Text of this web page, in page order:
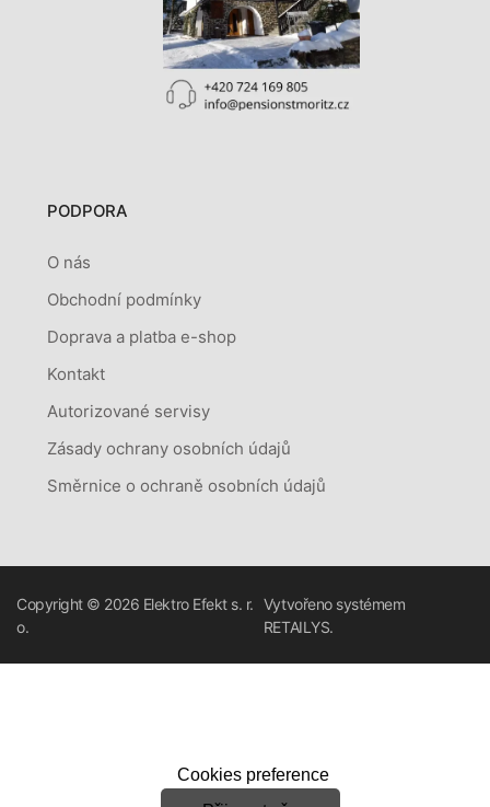
PODPORA
O nás
Obchodní podmínky
Doprava a platba e-shop
Kontakt
Autorizované servisy
Zásady ochrany osobních údajů
Směrnice o ochraně osobních údajů
Copyright © 2026 Elektro Efekt s. r.
o.
Vytvořeno systémem
RETAILYS.
Cookies preference